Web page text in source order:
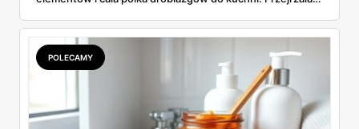
się przy półce z samego rana.
POLECAMY